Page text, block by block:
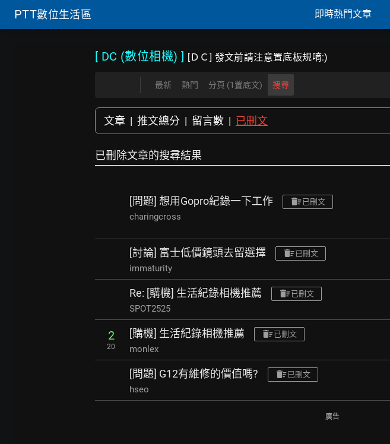
PTT數位生活區 即時熱門文章
[ DC (數位相機) ] [ＤＣ] 發文前請注意置底板規唷:)
最新 熱門 分頁 (1置底文) 搜尋
文章 | 推文總分 | 留言數 | 已刪文
已刪除文章的搜尋結果
[問題] 想用Gopro紀錄一下工作 已刪文
charingcross
[討論] 富士低價鏡頭去留選擇 已刪文
immaturity
Re: [購機] 生活紀錄相機推薦 已刪文
SPOT2525
2
20
[購機] 生活紀錄相機推薦 已刪文
monlex
[問題] G12有維修的價值嗎? 已刪文
hseo
廣告